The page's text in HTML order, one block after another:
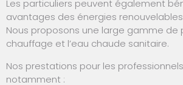
Les particuliers peuvent également
avantages des énergies
Nous proposons une large gamme de
chauffage et l’eau chaude sanitaire.
Nos prestations pour les
notamment :